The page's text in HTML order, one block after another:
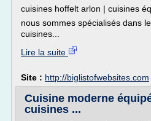
cuisines hoffelt arlon | cuisines
nous sommes spécialisés dans
cuisines...
Lire la suite
Site : http://biglistofwebsites.com
Cuisine moderne
cuisines ...